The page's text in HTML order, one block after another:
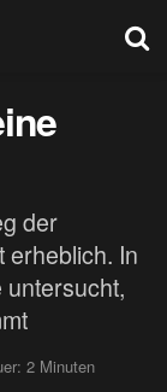
der
erheblich. In
2 Minuten